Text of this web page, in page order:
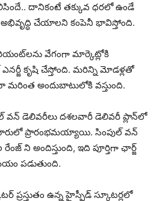
దానికంటే తక్కువ ధరలో ఉండే
అభివృద్ధి చేయాలని కంపెనీ భావిస్తోంది.
వేగంగా మార్కెట్లోకి
కృషి చేస్తోంది. మరిన్ని మోడళ్లతో
మరింత అందుబాటులోకి వస్తుంది.
వన్ డెలివరీలు దశలవారీ డెలివరీ ప్లాన్‌లో
ప్రారంభమయ్యాయి. సింపుల్ వన్
ని అందిస్తుంది, ఇది పూర్తిగా ఛార్జ్
పడుతుంది.
ప్రస్తుతం ఉన్న హైస్పీడ్ స్కూటర్లలో